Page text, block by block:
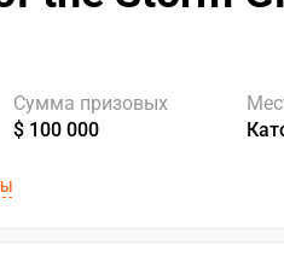
Сумма призовых
$ 100 000